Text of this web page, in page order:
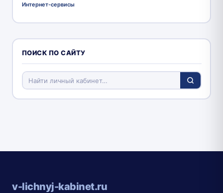
Интернет-сервисы
ПОИСК ПО САЙТУ
v-lichnyj-kabinet.ru